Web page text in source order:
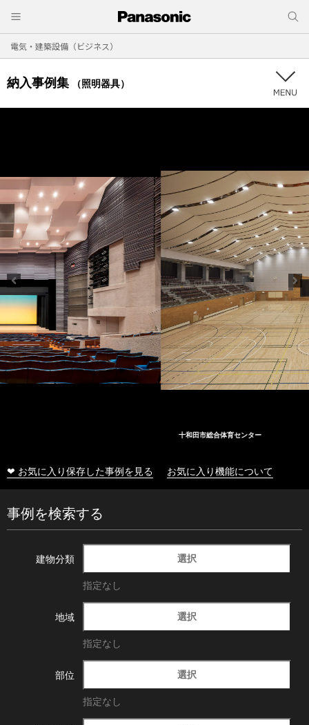
電気・建築設備（ビジネス）
納入事例集 （照明器具）
❤ お気に入り保存した事例を見る お気に入り機能について
事例を検索する
建物分類 選択
指定なし
地域 選択
指定なし
部位 選択
指定なし